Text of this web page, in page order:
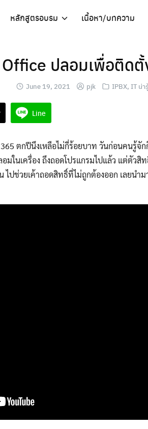
หลักสูตรอบรม เนื้อหา/บทความ
ปลอมเพื่อติด
June 19, 2021 pjk IPBX, IT น่า
Line
ตกปีนึงเหลือไม่กี่ร้อยบาท วันก่อนคนรู้จั
มในเครื่อง ถึงถอดโปรแกรมไปแล้ว แต่ตัว
ไปช่วยเค้าถอดสิทธิ์ที่ไม่ถูกต้องออก เลยน